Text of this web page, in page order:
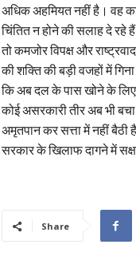
अधिक अहमियत नहीं है। वह
चिंतित न होने की सलाह दे रहे
तो कमजोर विपक्ष और
की शक्ति की बड़ी वजहों में
कि अब दल के पास खोने के
कोई असरकारी तीर अब भी
अमृतपान कर सत्ता में नहीं
सरकार के खिलाफ दागने में
Share